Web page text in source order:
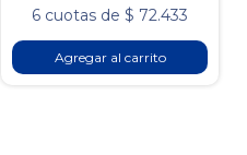
6 cuotas de $ 72.433
Agregar al carrito